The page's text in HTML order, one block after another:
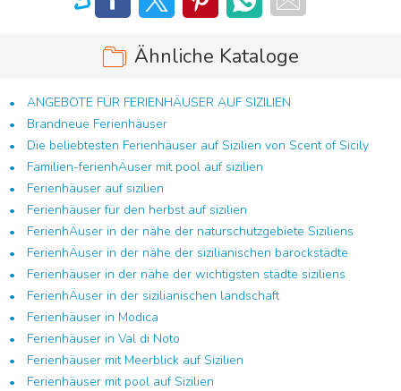
Ähnliche Kataloge
ANGEBOTE FÜR FERIENHÄUSER AUF SIZILIEN
Brandneue Ferienhäuser
Die beliebtesten Ferienhäuser auf Sizilien von Scent of Sicily
Familien-ferienhÄuser mit pool auf sizilien
Ferienhäuser auf sizilien
Ferienhäuser für den herbst auf sizilien
FerienhÄuser in der nähe der naturschutzgebiete Siziliens
FerienhÄuser in der nähe der sizilianischen barockstädte
Ferienhäuser in der nähe der wichtigsten städte siziliens
FerienhÄuser in der sizilianischen landschaft
Ferienhäuser in Modica
Ferienhäuser in Val di Noto
Ferienhäuser mit Meerblick auf Sizilien
Ferienhäuser mit pool auf Sizilien